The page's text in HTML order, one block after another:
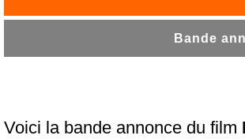
Bande
Voici la bande annonce du film